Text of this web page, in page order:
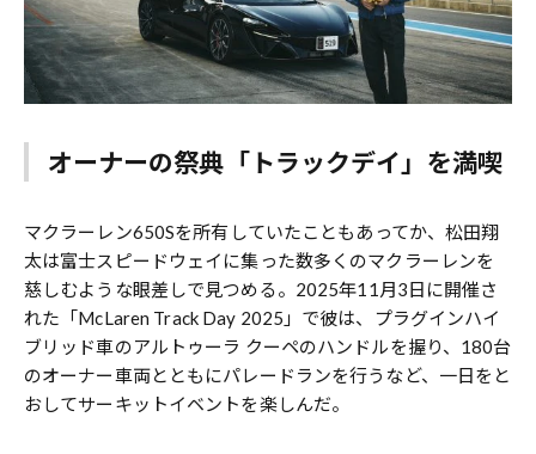
オーナーの祭典「トラックデイ」を満喫
マクラーレン650Sを所有していたこともあってか、松田翔
太は富士スピードウェイに集った数多くのマクラーレンを
慈しむような眼差しで見つめる。2025年11月3日に開催さ
れた「McLaren Track Day 2025」で彼は、プラグインハイ
ブリッド車のアルトゥーラ クーペのハンドルを握り、180台
のオーナー車両とともにパレードランを行うなど、一日をと
おしてサーキットイベントを楽しんだ。